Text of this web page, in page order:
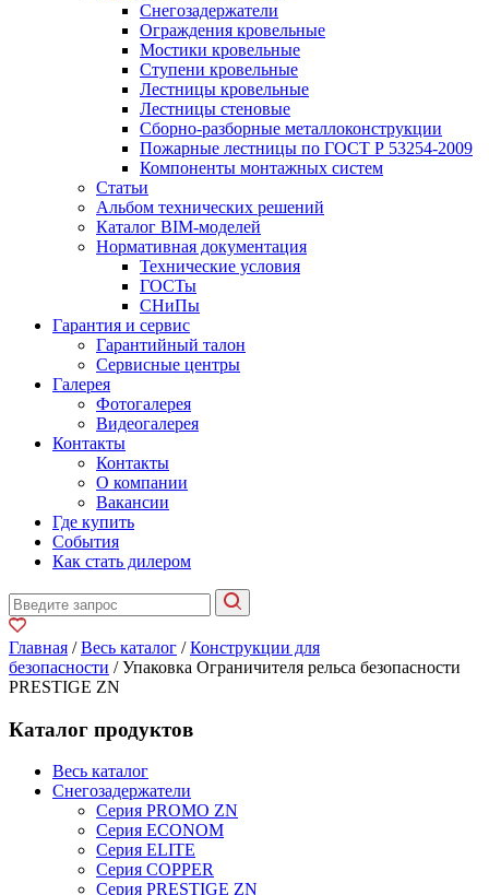
Снегозадержатели
Ограждения кровельные
Мостики кровельные
Ступени кровельные
Лестницы кровельные
Лестницы стеновые
Сборно-разборные металлоконструкции
Пожарные лестницы по ГОСТ Р 53254-2009
Компоненты монтажных систем
Статьи
Альбом технических решений
Каталог BIM-моделей
Нормативная документация
Технические условия
ГОСТы
СНиПы
Гарантия и сервис
Гарантийный талон
Сервисные центры
Галерея
Фотогалерея
Видеогалерея
Контакты
Контакты
О компании
Вакансии
Где купить
События
Как стать дилером
Главная /Весь каталог /Конструкции для
безопасности / Упаковка Ограничителя рельса безопасности
PRESTIGE ZN
Каталог продуктов
Весь каталог
Снегозадержатели
Серия PROMO ZN
Серия ECONOM
Серия ELITE
Серия COPPER
Серия PRESTIGE ZN